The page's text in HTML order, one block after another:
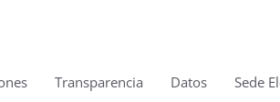
Transparencia Datos Sede